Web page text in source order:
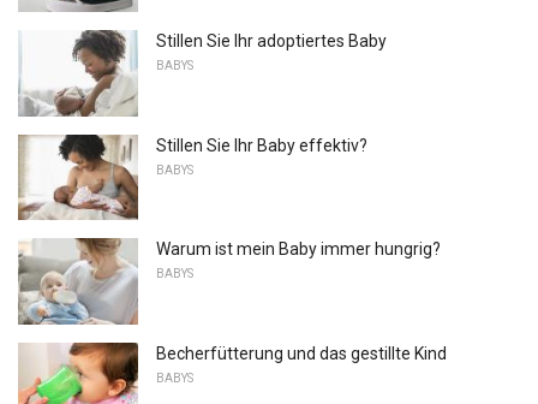
Stillen Sie Ihr adoptiertes Baby
BABYS
Stillen Sie Ihr Baby effektiv?
BABYS
Warum ist mein Baby immer hungrig?
BABYS
Becherfütterung und das gestillte Kind
BABYS